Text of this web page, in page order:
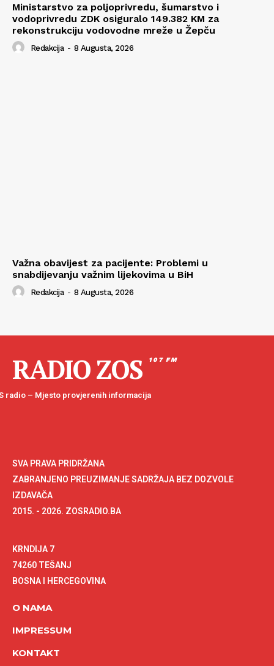
Ministarstvo za poljoprivredu, šumarstvo i
vodoprivredu ZDK osiguralo 149.382 KM za
rekonstrukciju vodovodne mreže u Žepču
Redakcija - 8 Augusta, 2026
Važna obavijest za pacijente: Problemi u
snabdijevanju važnim lijekovima u BiH
Redakcija - 8 Augusta, 2026
RADIO ZOS 107 FM
radio – Mjesto provjerenih informacija
SVA PRAVA PRIDRŽANA
ZABRANJENO PREUZIMANJE SADRŽAJA BEZ DOZVOLE
IZDAVAČA
2015. - 2026. ZOSRADIO.BA
KRNDIJA 7
74260 TEŠANJ
BOSNA I HERCEGOVINA
O NAMA
IMPRESSUM
KONTAKT